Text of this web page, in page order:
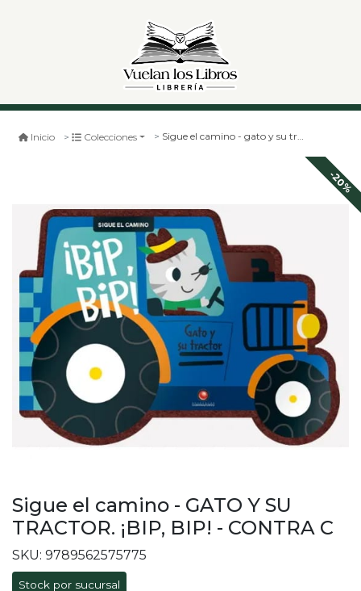
Inicio Colecciones Sigue el camino - gato y su tractor. ¡bip, bip! - contra c
-20%
Sigue el camino - GATO Y SU
TRACTOR. ¡BIP, BIP! - CONTRA C
SKU: 9789562575775
Stock por sucursal